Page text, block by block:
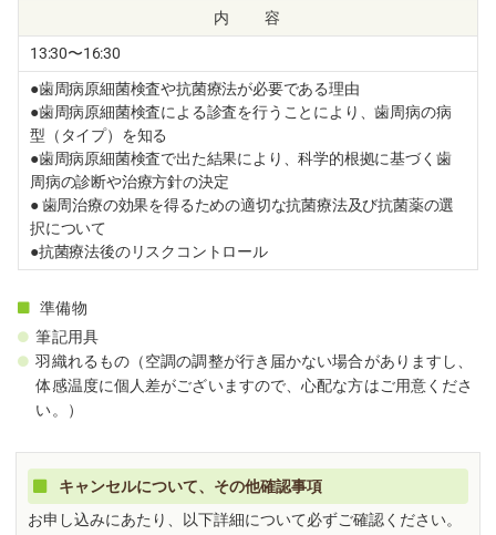
内 容
13:30〜16:30
●歯周病原細菌検査や抗菌療法が必要である理由
●歯周病原細菌検査による診査を行うことにより、歯周病の病
型（タイプ）を知る
●歯周病原細菌検査で出た結果により、科学的根拠に基づく歯
周病の診断や治療方針の決定
● 歯周治療の効果を得るための適切な抗菌療法及び抗菌薬の選
択について
●抗菌療法後のリスクコントロール
準備物
筆記用具
羽織れるもの（空調の調整が行き届かない場合がありますし、
体感温度に個人差がございますので、心配な方はご用意くださ
い。）
キャンセルについて、その他確認事項
お申し込みにあたり、以下詳細について必ずご確認ください。